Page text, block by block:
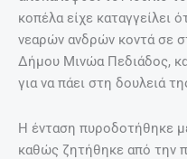
κοπέλα είχε καταγγείλει
νεαρών ανδρών κοντά σε
Δήμου Μινώα Πεδιάδος,
για να πάει στη δουλειά
Η ένταση πυροδοτήθηκε
καθώς ζητήθηκε από την